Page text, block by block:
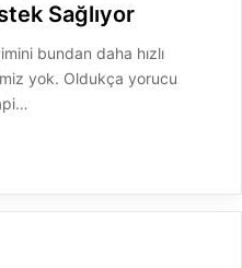
Sağlıyor
bundan daha hızlı
yok. Oldukça yorucu